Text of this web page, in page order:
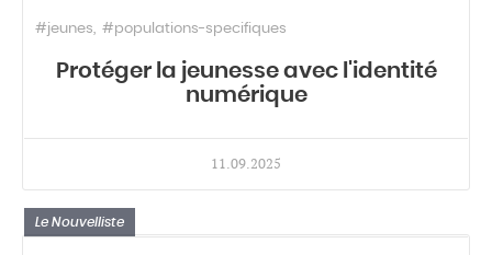
#jeunes #populations-specifiques
Protéger la jeunesse avec l'identité
numérique
11.09.2025
Le Nouvelliste